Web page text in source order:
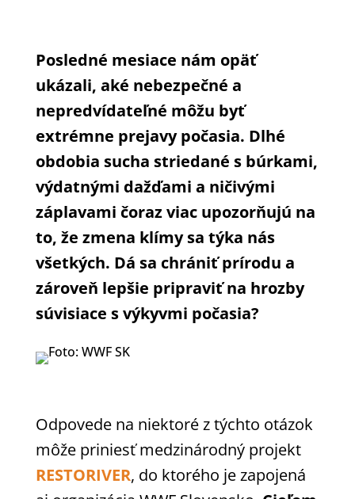
Posledné mesiace nám opäť
ukázali, aké nebezpečné a
nepredvídateľné môžu byť
extrémne prejavy počasia. Dlhé
obdobia sucha striedané s búrkami,
výdatnými dažďami a ničivými
záplavami čoraz viac upozorňujú na
to, že zmena klímy sa týka nás
všetkých. Dá sa chrániť prírodu a
zároveň lepšie pripraviť na hrozby
súvisiace s výkyvmi počasia?
Odpovede na niektoré z týchto otázok
môže priniesť medzinárodný projekt
RESTORIVER, do ktorého je zapojená